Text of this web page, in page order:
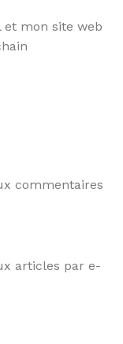
mon site web
commentaires
articles par e-